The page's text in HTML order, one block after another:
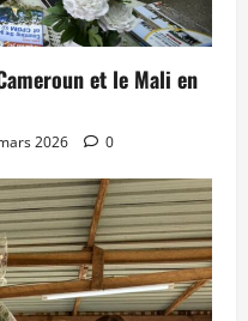
et le Mali en
2026 0